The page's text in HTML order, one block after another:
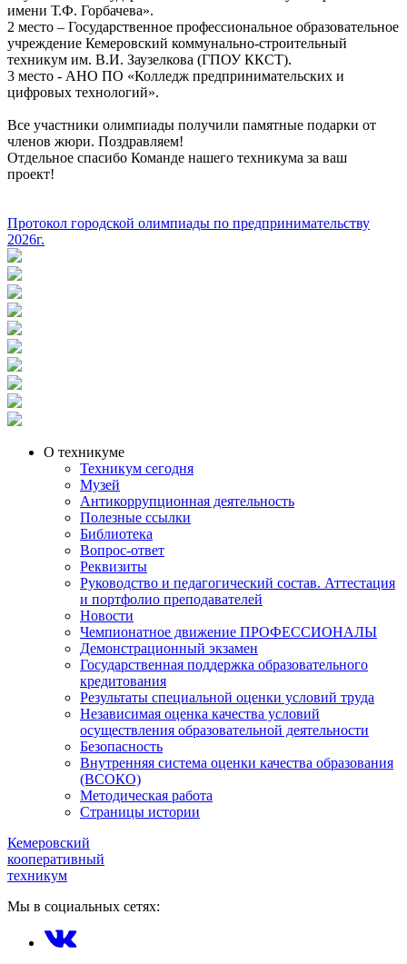
имени Т.Ф. Горбачева».
2 место – Государственное профессиональное образовательное
учреждение Кемеровский коммунально-строительный
техникум им. В.И. Заузелкова (ГПОУ ККСТ).
3 место - АНО ПО «Колледж предпринимательских и
цифровых технологий».
Все участники олимпиады получили памятные подарки от
членов жюри. Поздравляем!
Отдельное спасибо Команде нашего техникума за ваш
проект!
Протокол городской олимпиады по предпринимательству
2026г.
О техникуме
Техникум сегодня
Музей
Антикоррупционная деятельность
Полезные ссылки
Библиотека
Вопрос-ответ
Реквизиты
Руководство и педагогический состав. Аттестация
и портфолио преподавателей
Новости
Чемпионатное движение ПРОФЕССИОНАЛЫ
Демонстрационный экзамен
Государственная поддержка образовательного
кредитования
Результаты специальной оценки условий труда
Независимая оценка качества условий
осуществления образовательной деятельности
Безопасность
Внутренняя система оценки качества образования
(ВСОКО)
Методическая работа
Страницы истории
Кемеровский
кооперативный
техникум
Мы в социальных сетях: